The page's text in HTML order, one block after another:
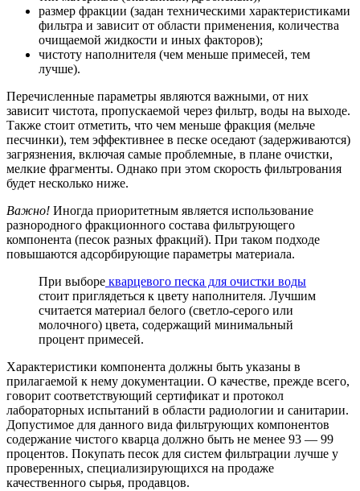
размер фракции (задан техническими характеристиками
фильтра и зависит от области применения, количества
очищаемой жидкости и иных факторов);
чистоту наполнителя (чем меньше примесей, тем
лучше).
Перечисленные параметры являются важными, от них
зависит чистота, пропускаемой через фильтр, воды на выходе.
Также стоит отметить, что чем меньше фракция (мельче
песчинки), тем эффективнее в песке оседают (задерживаются)
загрязнения, включая самые проблемные, в плане очистки,
мелкие фрагменты. Однако при этом скорость фильтрования
будет несколько ниже.
Важно! Иногда приоритетным является использование
разнородного фракционного состава фильтрующего
компонента (песок разных фракций). При таком подходе
повышаются адсорбирующие параметры материала.
При выборе кварцевого песка для очистки воды
стоит приглядеться к цвету наполнителя. Лучшим
считается материал белого (светло-серого или
молочного) цвета, содержащий минимальный
процент примесей.
Характеристики компонента должны быть указаны в
прилагаемой к нему документации. О качестве, прежде всего,
говорит соответствующий сертификат и протокол
лабораторных испытаний в области радиологии и санитарии.
Допустимое для данного вида фильтрующих компонентов
содержание чистого кварца должно быть не менее 93 — 99
процентов. Покупать песок для систем фильтрации лучше у
проверенных, специализирующихся на продаже
качественного сырья, продавцов.